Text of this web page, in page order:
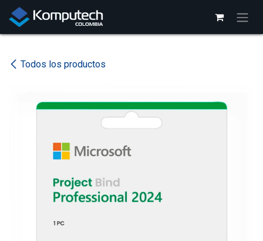
Ir al contenido
Todos los productos